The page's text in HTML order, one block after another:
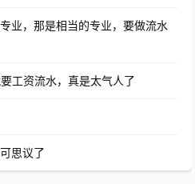
业，那是相当的专业，要做流水
工资流水，真是太气人了
思议了